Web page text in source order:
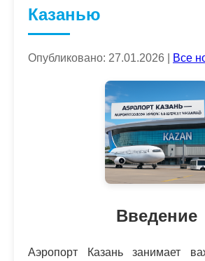
Казанью
Опубликовано: 27.01.2026 | Все
Введение
Аэропорт Казань занимает